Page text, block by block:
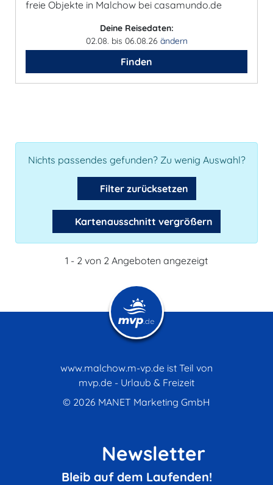
freie Objekte in Malchow bei casamundo.de
Deine Reisedaten:
02.08. bis 06.08.26 ändern
Finden
Nichts passendes gefunden? Zu wenig Auswahl?
Filter zurücksetzen
Kartenausschnitt vergrößern
1 - 2 von 2 Angeboten angezeigt
www.malchow.m-vp.de ist Teil von
mvp.de - Urlaub & Freizeit
© 2026 MANET Marketing GmbH
Newsletter
Bleib auf dem Laufenden!